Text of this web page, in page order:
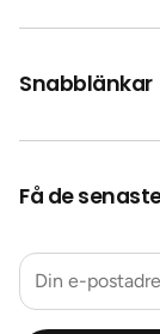
Snabblänkar
Frakt
Collab Med Oss
Få de